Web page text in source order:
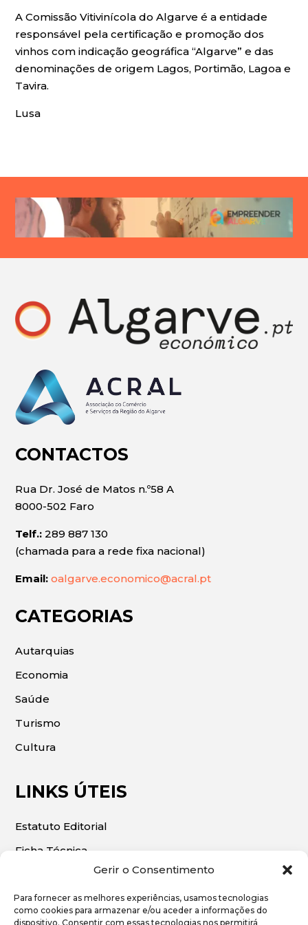
Gerir o Consentimento
Para fornecer as melhores experiências, usamos tecnologias
como cookies para armazenar e/ou aceder a informações do
dispositivo. Consentir com essas tecnologias nos permitirá
A Comissão Vitivinícola do Algarve é a entidade
responsável pela certificação e promoção dos
vinhos com indicação geográfica “Algarve” e das
denominações de origem Lagos, Portimão, Lagoa e
Tavira.
Lusa
CONTACTOS
Rua Dr. José de Matos n.º58 A
8000-502 Faro
Telf.: 289 887 130
(chamada para a rede fixa nacional)
Email: oalgarve.economico@acral.pt
CATEGORIAS
Autarquias
Economia
Saúde
Turismo
Cultura
LINKS ÚTEIS
Estatuto Editorial
Ficha Técnica